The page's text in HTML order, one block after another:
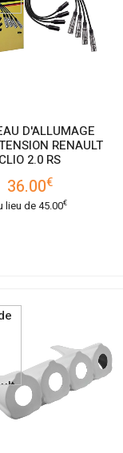
D'ALLUMAGE
RENAULT
CLIO 2.0 RS
36.00€
lieu de45.00€